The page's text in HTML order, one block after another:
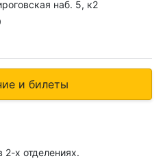
наб. 5, к2
и билеты
2-х отделениях.